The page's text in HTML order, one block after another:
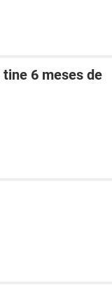
6 meses de